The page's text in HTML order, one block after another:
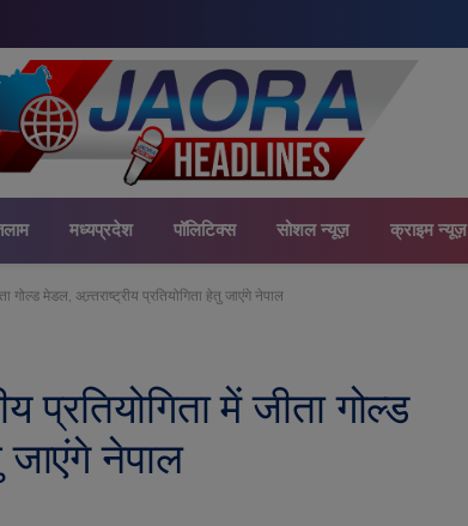
मध्यप्रदेश पॉलिटिक्स सोशल न्यूज़ क्राइम न्यूज़
गोल्ड मेडल, अन्र्तराष्ट्रीय प्रतियोगिता हेतु जाएंगे नेपाल
प्रतियोगिता में जीता गोल्ड
जाएंगे नेपाल